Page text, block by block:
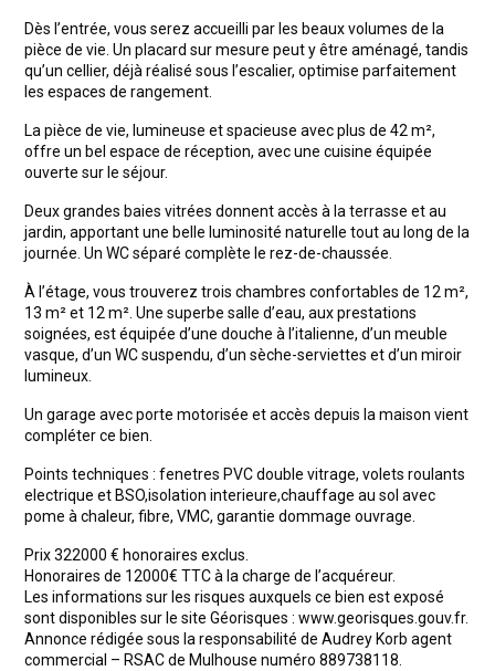
Dès l’entrée, vous serez accueilli par les beaux volumes de la
pièce de vie. Un placard sur mesure peut y être aménagé, tandis
qu’un cellier, déjà réalisé sous l’escalier, optimise parfaitement
les espaces de rangement.
La pièce de vie, lumineuse et spacieuse avec plus de 42 m²,
offre un bel espace de réception, avec une cuisine équipée
ouverte sur le séjour.
Deux grandes baies vitrées donnent accès à la terrasse et au
jardin, apportant une belle luminosité naturelle tout au long de la
journée. Un WC séparé complète le rez-de-chaussée.
À l’étage, vous trouverez trois chambres confortables de 12 m²,
13 m² et 12 m². Une superbe salle d’eau, aux prestations
soignées, est équipée d’une douche à l’italienne, d’un meuble
vasque, d’un WC suspendu, d’un sèche-serviettes et d’un miroir
lumineux.
Un garage avec porte motorisée et accès depuis la maison vient
compléter ce bien.
Points techniques : fenetres PVC double vitrage, volets roulants
electrique et BSO,isolation interieure,chauffage au sol avec
pome à chaleur, fibre, VMC, garantie dommage ouvrage.
Prix 322000 € honoraires exclus.
Honoraires de 12000€ TTC à la charge de l’acquéreur.
Les informations sur les risques auxquels ce bien est exposé
sont disponibles sur le site Géorisques : www.georisques.gouv.fr.
Annonce rédigée sous la responsabilité de Audrey Korb agent
commercial – RSAC de Mulhouse numéro 889738118.